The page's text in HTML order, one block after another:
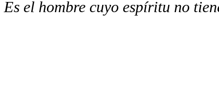
Es el hombre cuyo espíritu no